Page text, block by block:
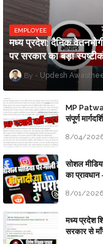
EMPLOYEE
मध्य प्रदेश: दैनिक
पर सरकार का बड़ा
Updesh
MP
संपूर्ण
8/04/2026
सोशल
का
8/01/
मध्य प्रदेश
सरकार से